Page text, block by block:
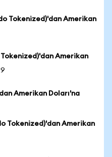
Tokenized)'dan Amerikan
Amerikan
Amerikan Doları'na
Tokenized)'dan Amerikan